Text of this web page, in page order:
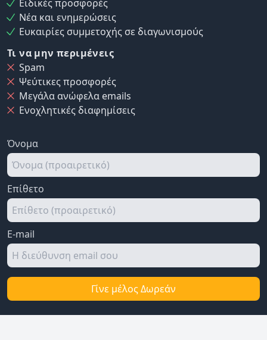
Ειδικές προσφορές
Νέα και ενημερώσεις
Ευκαιρίες συμμετοχής σε διαγωνισμούς
Τι να μην περιμένεις
Spam
Ψεύτικες προσφορές
Μεγάλα ανώφελα emails
Ενοχλητικές διαφημίσεις
Όνομα
Επίθετο
E-mail
Γίνε μέλος Δωρεάν